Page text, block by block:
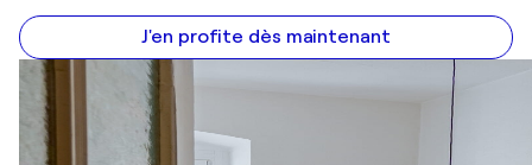
J'en profite dès maintenant